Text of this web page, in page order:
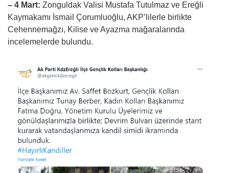
– 4 Mart: Zonguldak Valisi Mustafa Tutulmaz ve Ereğli
Kaymakamı İsmail Çorumluoğlu, AKP’lilerle birlikte
Cehennemağzı, Kilise ve Ayazma mağaralarında
incelemelerde bulundu.